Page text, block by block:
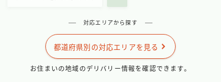
対応エリアから探す
都道府県別の対応エリアを見る
お住まいの地域のデリバリー情報を確認できます。